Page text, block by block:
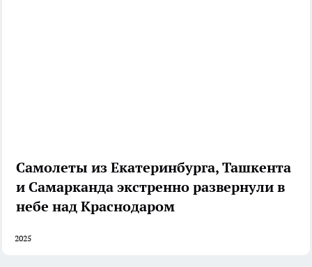
Самолеты из Екатеринбурга, Ташкента
и Самарканда экстренно развернули в
небе над Краснодаром
2025